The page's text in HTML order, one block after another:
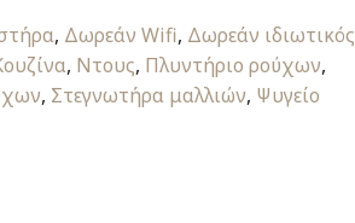
, Δωρεάν Wifi, Δωρεάν ιδιωτικός
, Ντους, Πλυντήριο ρούχων,
, Στεγνωτήρα μαλλιών, Ψυγείο